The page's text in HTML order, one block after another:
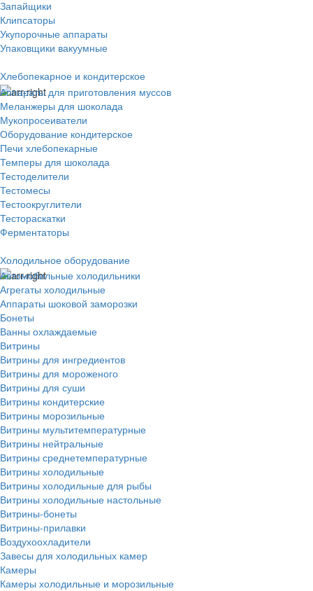
Запайщики
Клипсаторы
Укупорочные аппараты
Упаковщики вакуумные
Хлебопекарное и кондитерское
Аппараты для приготовления муссов
Меланжеры для шоколада
Мукопросеиватели
Оборудование кондитерское
Печи хлебопекарные
Темперы для шоколада
Тестоделители
Тестомесы
Тестоокруглители
Тестораскатки
Ферментаторы
Холодильное оборудование
Автомобильные холодильники
Агрегаты холодильные
Аппараты шоковой заморозки
Бонеты
Ванны охлаждаемые
Витрины
Витрины для ингредиентов
Витрины для мороженого
Витрины для суши
Витрины кондитерские
Витрины морозильные
Витрины мультитемпературные
Витрины нейтральные
Витрины среднетемпературные
Витрины холодильные
Витрины холодильные для рыбы
Витрины холодильные настольные
Витрины-бонеты
Витрины-прилавки
Воздухоохладители
Завесы для холодильных камер
Камеры
Камеры холодильные и морозильные